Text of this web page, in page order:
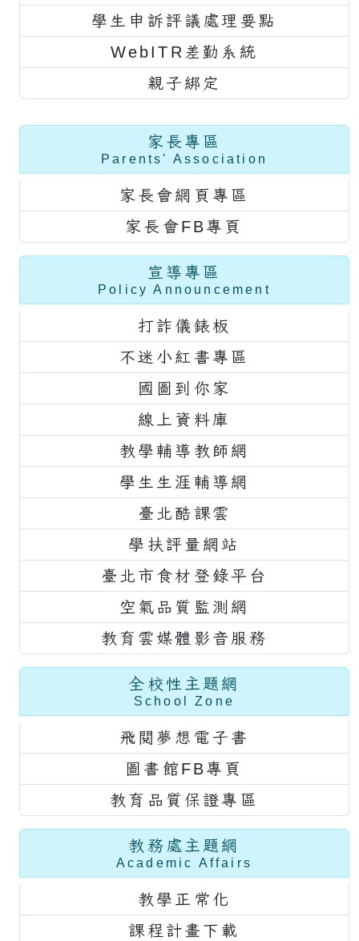
學生申訴評議處理要點
WebITR差勤系統
親子綁定
家長專區
Parents' Association
家長會網頁專區
家長會FB專頁
宣導專區
Policy Announcement
打詐儀錶板
不迷小紅書專區
國圖到你家
線上資料庫
教學輔導教師網
學生生涯輔導網
臺北酷課雲
學扶評量網站
臺北市食材登錄平台
空氣品質監測網
教育雲媒體影音服務
全校性主題網
School Zone
飛閱夢想電子書
圖書館FB專頁
教育品質保證專區
教務處主題網
Academic Affairs
教學正常化
課程計畫下載